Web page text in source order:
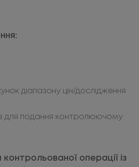
діапазону цін/дослідження
для подання контролюючому
операції із